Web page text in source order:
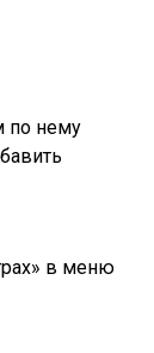
по нему
в меню